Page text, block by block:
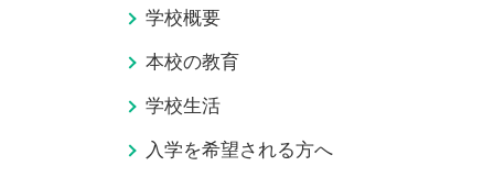
学校概要
本校の教育
学校生活
入学を希望される方へ